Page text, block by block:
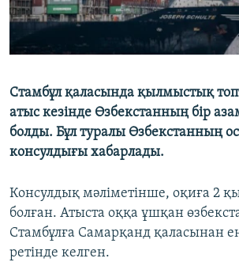
Стамбұл қаласында қылмыстық
атыс кезінде Өзбекстанның бір
болды. Бұл туралы Өзбекстанның
консулдығы хабарлады.
Консулдық мәліметінше, оқиға 2
болған. Атыста оққа ұшқан
Стамбұлға Самарқанд қаласынан
ретінде келген.